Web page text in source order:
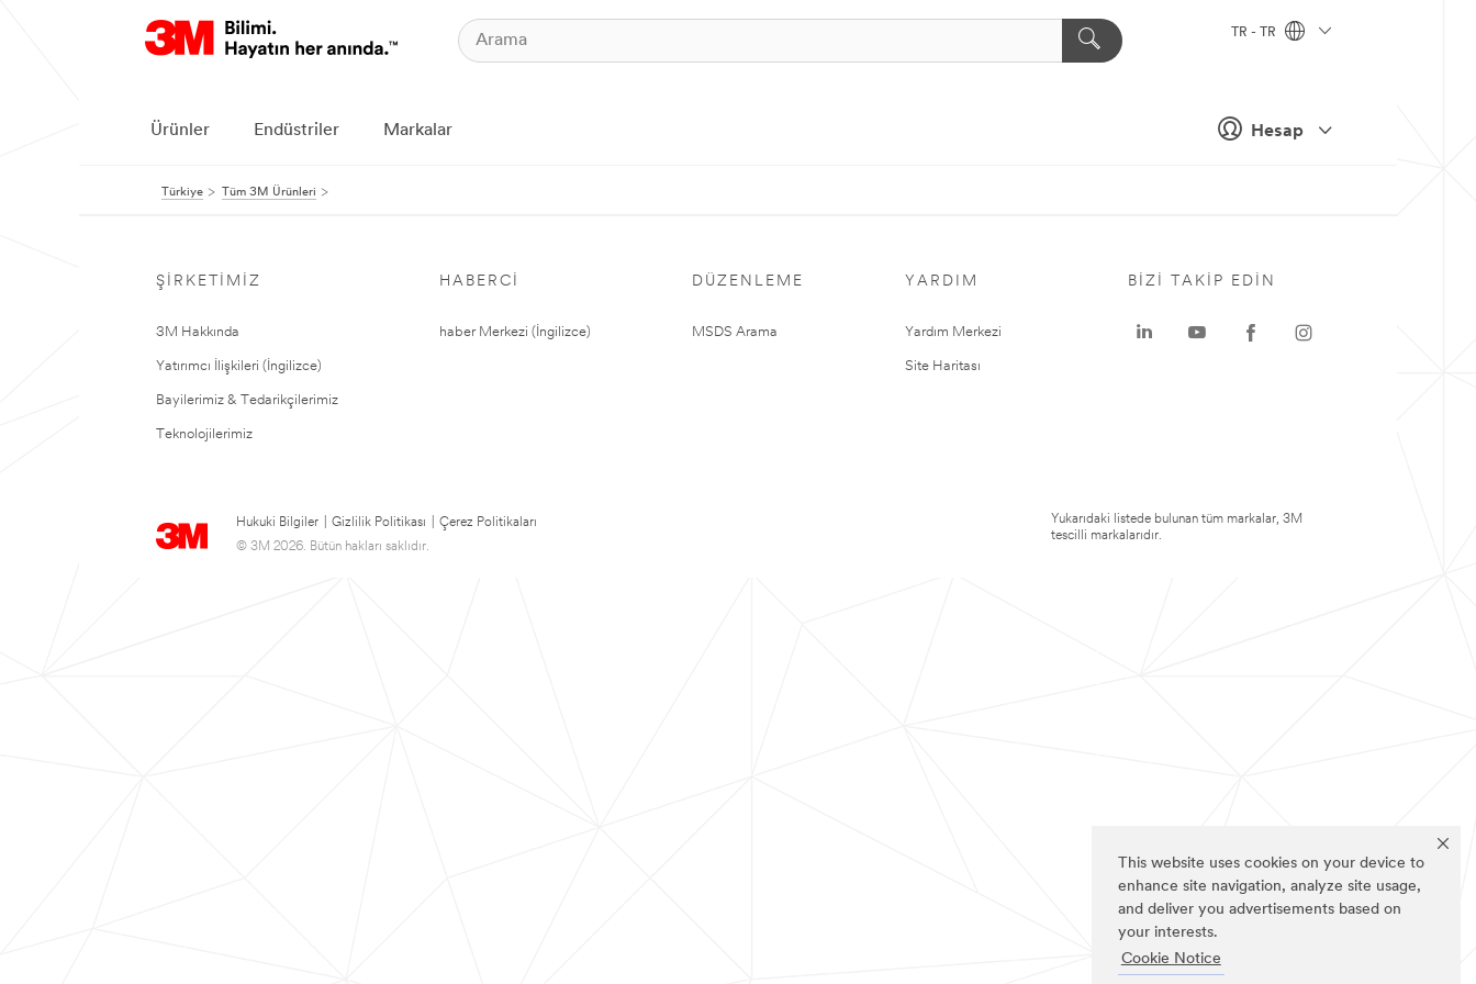
This website uses cookies on your device to
enhance site navigation, analyze site usage,
and deliver you advertisements based on
your interests.
Cookie Notice
Hesap
TR - TR
Ürünler Endüstriler Markalar
Türkiye Tüm 3M Ürünleri
ŞIRKETIMIZ
3M Hakkında
Yatırımcı İlişkileri (İngilizce)
Bayilerimiz & Tedarikçilerimiz
Teknolojilerimiz
HABERCI
haber Merkezi (İngilizce)
DÜZENLEME
MSDS Arama
YARDIM
Yardım Merkezi
Site Haritası
Hukuki Bilgiler Gizlilik Politikası
Çerez Politikaları
© 3M 2026. Bütün hakları saklıdır.
BIZI TAKIP EDIN
Yukarıdaki listede bulunan tüm markalar, 3M
tescilli markalarıdır.